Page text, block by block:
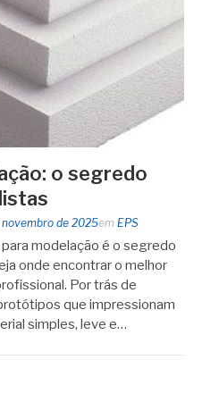
o segredo
novembro de 2025em EPS
modelação é o segredo
onde encontrar o melhor
Por trás de
que impressionam
simples, leve e…